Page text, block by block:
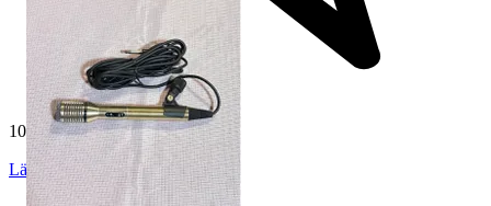
10 591 omdömen
Läs omdömen Följ